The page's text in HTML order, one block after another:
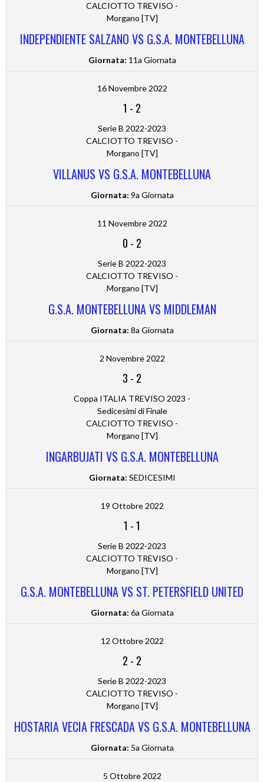
CALCIOTTO TREVISO -
Morgano [TV]
INDEPENDIENTE SALZANO VS G.S.A. MONTEBELLUNA
Giornata: 11a Giornata
16 Novembre 2022
1 - 2
Serie B 2022-2023
CALCIOTTO TREVISO -
Morgano [TV]
VILLANUS VS G.S.A. MONTEBELLUNA
Giornata: 9a Giornata
11 Novembre 2022
0 - 2
Serie B 2022-2023
CALCIOTTO TREVISO -
Morgano [TV]
G.S.A. MONTEBELLUNA VS MIDDLEMAN
Giornata: 8a Giornata
2 Novembre 2022
3 - 2
Coppa ITALIA TREVISO 2023 -
Sedicesimi di Finale
CALCIOTTO TREVISO -
Morgano [TV]
INGARBUJATI VS G.S.A. MONTEBELLUNA
Giornata: SEDICESIMI
19 Ottobre 2022
1 -1
Serie B 2022-2023
CALCIOTTO TREVISO -
Morgano [TV]
G.S.A. MONTEBELLUNA VS ST. PETERSFIELD UNITED
Giornata: 6a Giornata
12 Ottobre 2022
2 - 2
Serie B 2022-2023
CALCIOTTO TREVISO -
Morgano [TV]
HOSTARIA VECIA FRESCADA VS G.S.A. MONTEBELLUNA
Giornata: 5a Giornata
5 Ottobre 2022